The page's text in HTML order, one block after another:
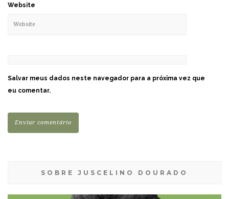
Website
Salvar meus dados neste navegador para a próxima vez que
eu comentar.
SOBRE JUSCELINO DOURADO